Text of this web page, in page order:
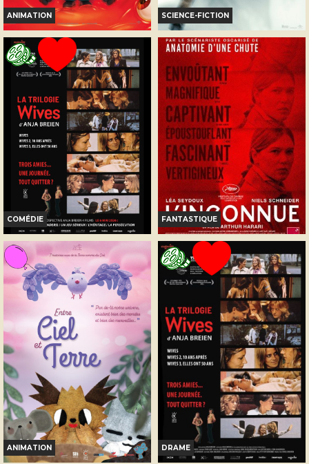
ANIMATION
DES MINIONS ET DES
MONSTRES
Horaires et Infos
Bande-annonce
Réservation
TOUT PUBLIC
SCIENCE-FICTION
DISCLOSURE DAY
Horaires et Infos
Bande-annonce
Réservation
TOUT PUBLIC
COMÉDIE
WIVES
Horaires et Infos
Bande-annonce
Réservation
TOUT PUBLIC
FANTASTIQUE
L’INCONNUE
Infos
Bande-annonce
ANIMATION DRAME